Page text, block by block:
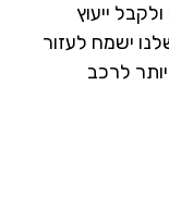
ייעוץ
לעזור
לרכב